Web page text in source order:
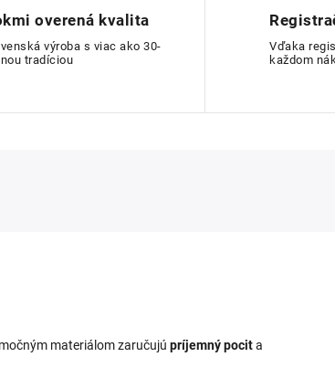
overená kvalita
výroba s viac ako 30-
tradíciou
Vďaka
každom
materiálom zaručujú príjemný pocita